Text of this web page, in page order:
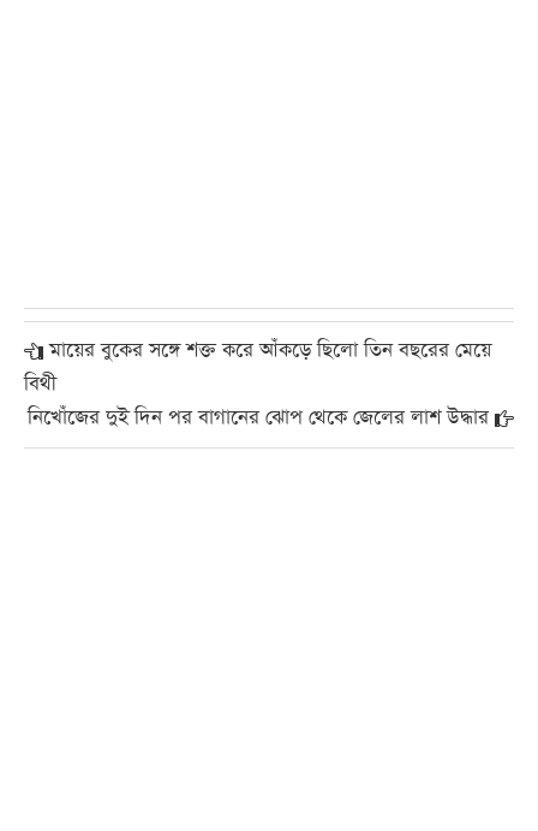
মায়ের বুকের সঙ্গে শক্ত করে আঁকড়ে ছিলো তিন বছরের মেয়ে
বিথী
নিখোঁজের দুই দিন পর বাগানের ঝোপ থেকে জেলের লাশ উদ্ধার